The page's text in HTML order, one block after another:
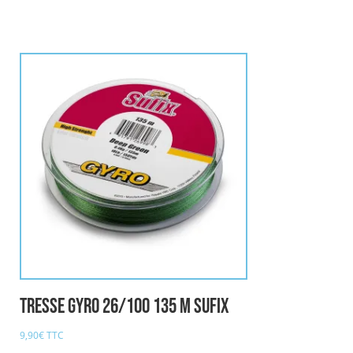
Tresse GYRO 26/100 135 M SUFIX
9,90€ TTC